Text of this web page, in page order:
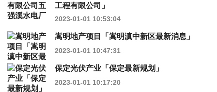
工程有限公司」
2023-01-01 10:53:04
嵩明地产项目「嵩明滇中新区最新消息」
2023-01-01 10:47:31
保定光伏产业「保定最新规划」
2023-01-01 10:17:20